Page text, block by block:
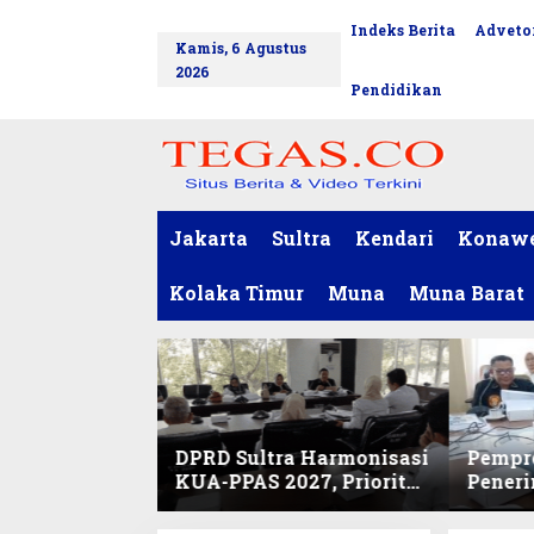
Kamis, 6 Agustus
2026
Indeks Berita
Pendidikan
Jakarta Sultra Kendari
Kolaka Timur Muna Muna Barat
DPRD Sultra Harmonisasi
KUA-PPAS 2027, Prioritas
Pendidikan, Kebudayaan,
PPPK